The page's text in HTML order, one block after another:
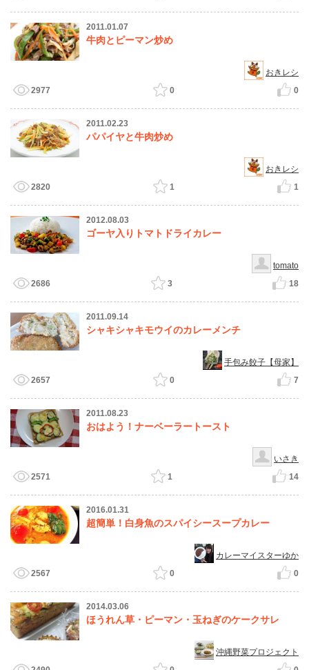
2011.01.07
牛肉とピーマン炒め
おきレシ
2977
0 0
2011.02.23
パパイヤと牛肉炒め
おきレシ
2820
1 1
2012.08.03
ゴーヤ入りトマトドライカレー
tomato
2686
3 18
2011.09.14
シャキシャキモウイのカレーメンチ
手包み餃子【母家】
2657
0 7
2011.08.23
おはよう！ナーベーラートースト
いさき
2571
1 14
2016.01.31
超簡単！白身魚のスパイシースープカレー
カレーマイスターゆか
2567
0 0
2014.03.06
ほうれん草・ピーマン・玉ねぎのケークサレ
沖縄野菜プロジェクト